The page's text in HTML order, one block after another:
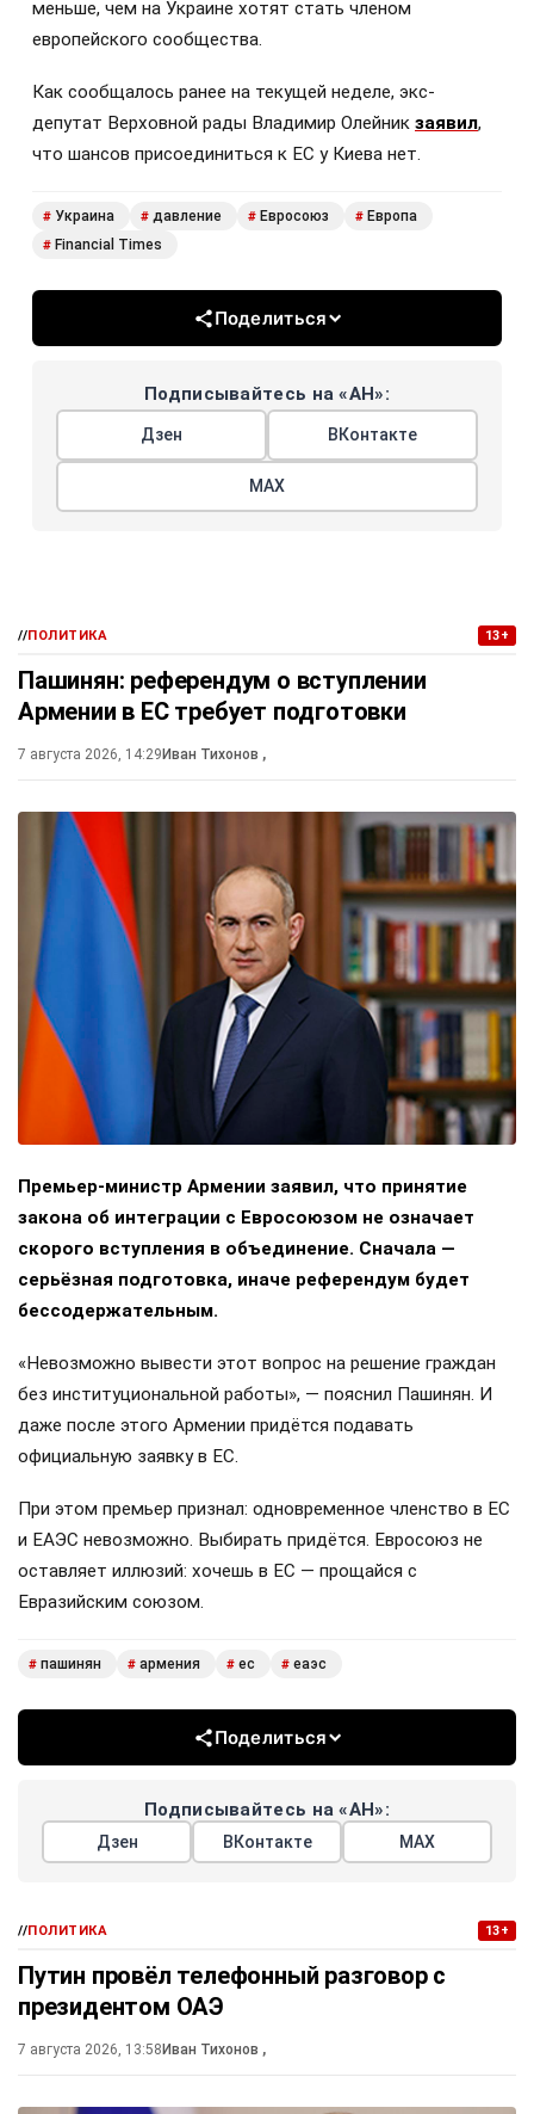
меньше, чем на Украине хотят стать членом
европейского сообщества.
Как сообщалось ранее на текущей неделе, экс-
депутат Верховной рады Владимир Олейник заявил,
что шансов присоединиться к ЕС у Киева нет.
# Украина # давление # Евросоюз # Европа
# Financial Times
Поделиться
Подписывайтесь на «АН»:
Дзен ВКонтакте
МАХ
//ПОЛИТИКА 13+
Пашинян: референдум о вступлении
Армении в ЕС требует подготовки
7 августа 2026, 14:29 Иван Тихонов ,
Премьер-министр Армении заявил, что принятие
закона об интеграции с Евросоюзом не означает
скорого вступления в объединение. Сначала —
серьёзная подготовка, иначе референдум будет
бессодержательным.
«Невозможно вывести этот вопрос на решение граждан
без институциональной работы», — пояснил Пашинян. И
даже после этого Армении придётся подавать
официальную заявку в ЕС.
При этом премьер признал: одновременное членство в ЕС
и ЕАЭС невозможно. Выбирать придётся. Евросоюз не
оставляет иллюзий: хочешь в ЕС — прощайся с
Евразийским союзом.
# пашинян # армения # ес # еаэс
Поделиться
Подписывайтесь на «АН»:
Дзен ВКонтакте МАХ
//ПОЛИТИКА 13+
Путин провёл телефонный разговор с
президентом ОАЭ
7 августа 2026, 13:58 Иван Тихонов ,